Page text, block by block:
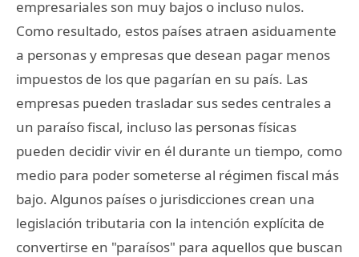
empresariales son muy bajos o incluso nulos.
Como resultado, estos países atraen asiduamente
a personas y empresas que desean pagar menos
impuestos de los que pagarían en su país. Las
empresas pueden trasladar sus sedes centrales a
un paraíso fiscal, incluso las personas físicas
pueden decidir vivir en él durante un tiempo, como
medio para poder someterse al régimen fiscal más
bajo. Algunos países o jurisdicciones crean una
legislación tributaria con la intención explícita de
convertirse en "paraísos" para aquellos que buscan